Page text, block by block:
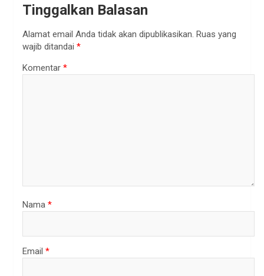
Tinggalkan Balasan
Alamat email Anda tidak akan dipublikasikan. Ruas yang
wajib ditandai *
Komentar *
Nama *
Email *